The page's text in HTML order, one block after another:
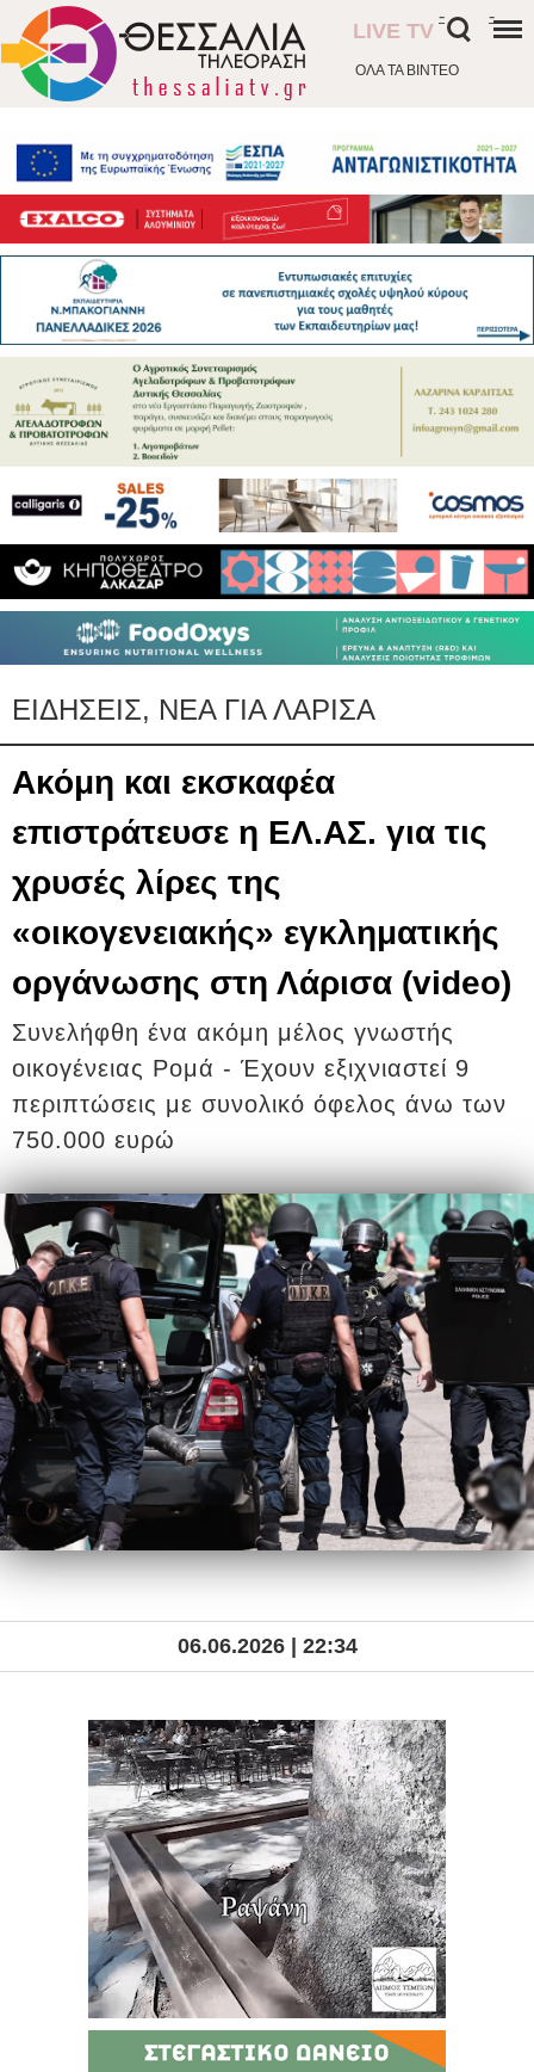
ΟΛΑ ΤΑ ΒΙΝΤΕΟ
LIVE TV
- -
ΕΙΔΗΣΕΙΣ, ΝΕΑ ΓΙΑ ΛΑΡΙΣΑ
Ακόμη και εκσκαφέα
επιστράτευσε η ΕΛ.ΑΣ. για τις
χρυσές λίρες της
«οικογενειακής» εγκληματικής
οργάνωσης στη Λάρισα (video)
Συνελήφθη ένα ακόμη μέλος γνωστής
οικογένειας Ρομά - Έχουν εξιχνιαστεί 9
περιπτώσεις με συνολικό όφελος άνω των
750.000 ευρώ
06.06.2026 | 22:34